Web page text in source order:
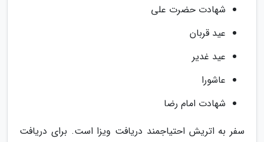
شهادت حضرت علی
عید قربان
عید غدیر
عاشورا
شهادت امام رضا
سفر به اتریش احتیاجمند دریافت ویزا است. برای دریافت